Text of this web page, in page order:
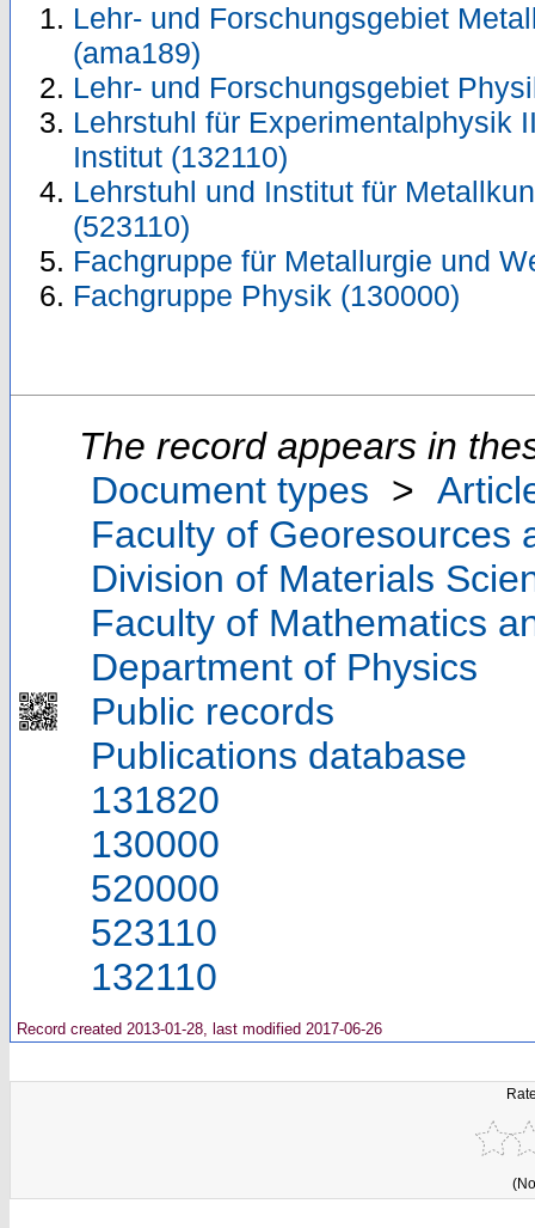
Lehr- und Forschungsgebiet
(ama189)
Lehr- und Forschungsgebiet
Lehrstuhl für Experimentalphysik
Institut (132110)
Lehrstuhl und Institut für
(523110)
Fachgruppe für Metallurgie und
Fachgruppe Physik (130000)
The record appears in
Document types >
Faculty of Georesources
Division of Materials
Faculty of Mathematics
Department of Physics
Public records
Publications database
131820
130000
520000
523110
132110
Record created 2013-01-28, last modified 2017-06-26